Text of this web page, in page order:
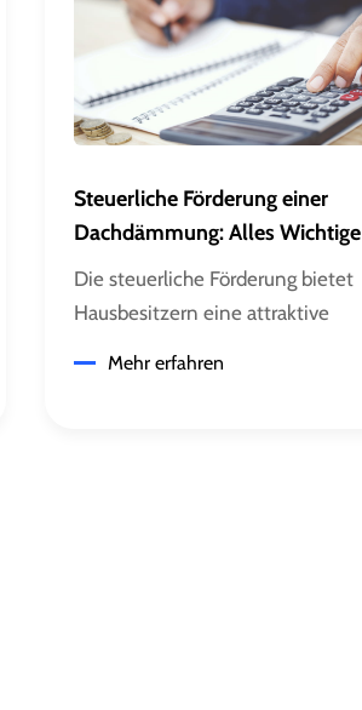
Steuerliche Förderung einer
Dachdämmung: Alles Wichtige
Die steuerliche Förderung bietet
Hausbesitzern eine attraktive
Mehr erfahren